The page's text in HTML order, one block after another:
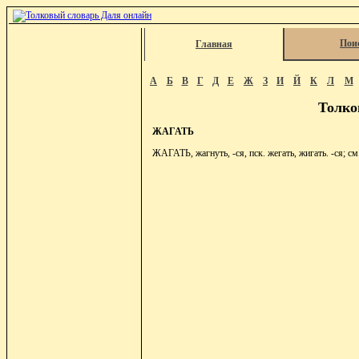
Главная
А Б В Г Д Е Ж З И Й К Л М
ЖАГАТЬ
ЖАГАТЬ, жагнуть, -ся, пск. жегать, жигать. -ся;